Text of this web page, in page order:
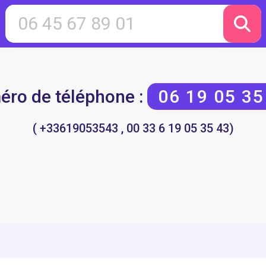
de téléphone : 06 19 05
( +33619053543 , 00 33 6 19 05 35 43)